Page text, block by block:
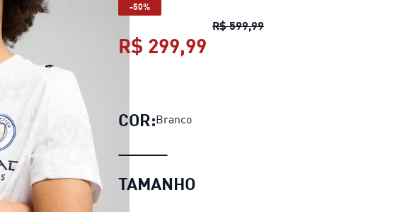
-50%
R$ 599,99Camisa KIDSUPER x
R$ 299,99
COR:Branco
TAMANHO